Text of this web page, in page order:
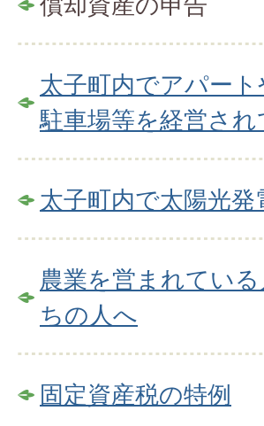
太子町内でアパー
駐車場等を経営さ
太子町内で太陽光
農業を営まれてい
ちの人へ
固定資産税の特例